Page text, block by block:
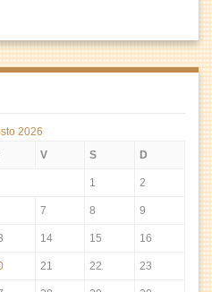
2026
V S D
1 2
7 8 9
14 15 16
21 22 23